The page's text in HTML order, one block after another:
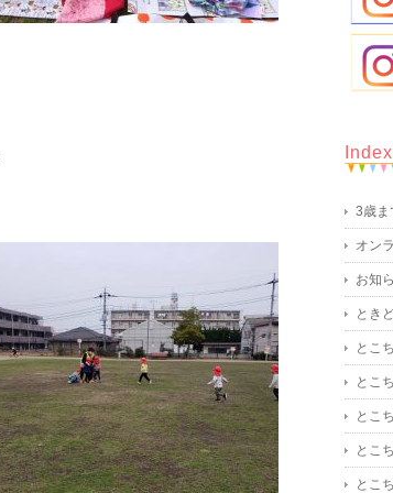
Index
3歳ま
オン
お知
とき
とこ
とこ
とこ
とこ
とこ